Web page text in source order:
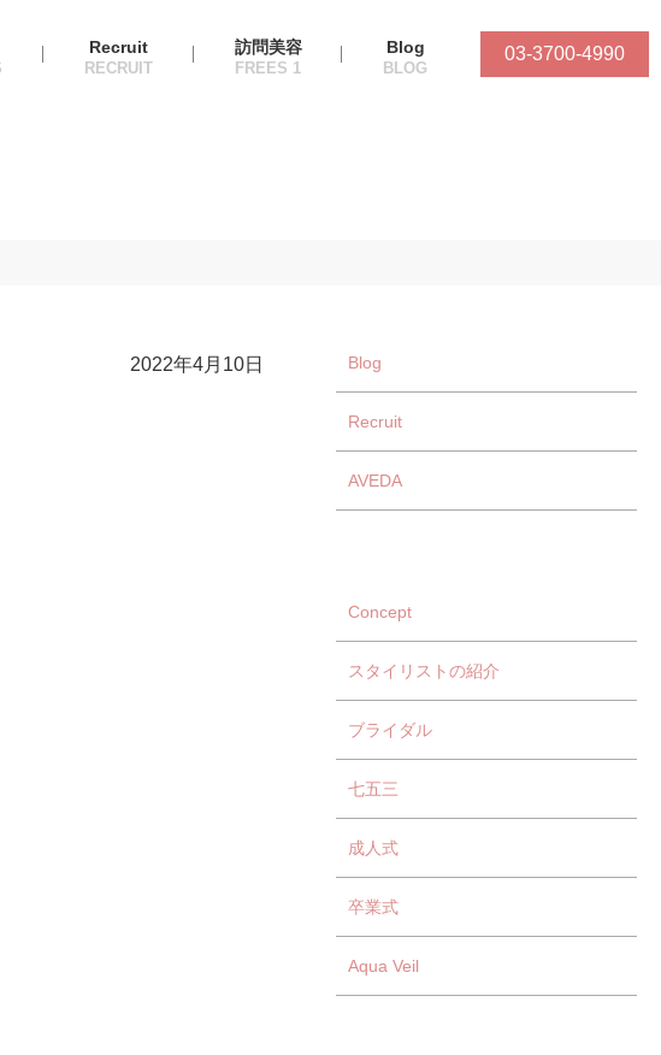
Recruit 訪問美容 Blog 03-3700-4990
2022年4月10日 Blog
Recruit
AVEDA
Concept
スタイリストの紹介
ブライダル
七五三
成人式
卒業式
Aqua Veil